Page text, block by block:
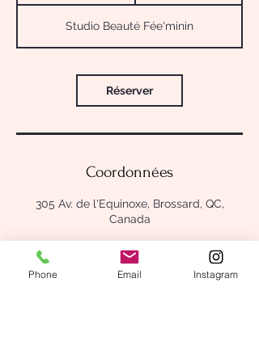
m
i
Studio Beauté Fée'minin
Réserver
Coordonnées
305 Av. de l'Equinoxe, Brossard, QC,
Canada
Phone Email Instagram